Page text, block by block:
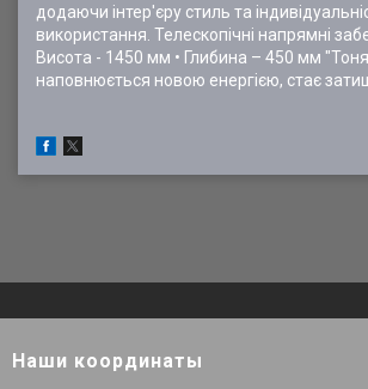
додаючи інтер'єру стиль та
використання. Телескопічні напрямні
Висота - 1450 мм • Глибина – 450 мм
наповнюється новою енергією, стає
Наши координаты